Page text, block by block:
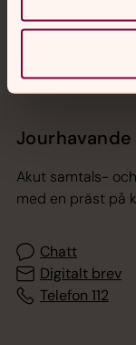
Akut samtals-
med en präst på
Chatt
Digitalt brev
Telefon 112